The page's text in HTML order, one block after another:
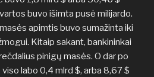
buvo išimta pusė milijardo.
apimtis buvo sumažinta iki
Kitaip sakant, bankininkai
pinigų masės. O dar po
labo 0,4 mlrd $, arba 8,67 $